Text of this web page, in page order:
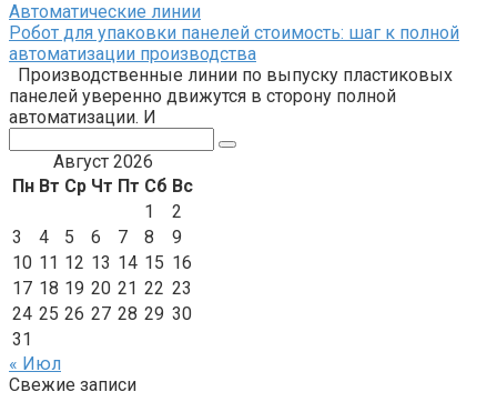
Автоматические линии
Робот для упаковки панелей стоимость: шаг к полной
автоматизации производства
Производственные линии по выпуску пластиковых
панелей уверенно движутся в сторону полной
автоматизации. И
Август 2026
Пн Вт Ср Чт Пт Сб Вс
1
2
3
4 5 6 7 8
9
10 11 12 13 14 15 16
17 18 19 20 21 22 23
24 25 26 27 28 29 30
31
« Июл
Свежие записи